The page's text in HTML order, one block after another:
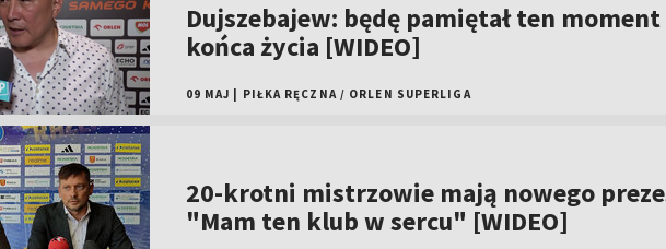
Dujszebajew: będę pamiętał ten
końca życia [WIDEO]
09 MAJ PIŁKA RĘCZNA / ORLEN SUPERLIGA
20-krotni mistrzowie mają nowego
"Mam ten klub w sercu" [WIDEO]